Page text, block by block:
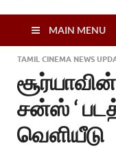
MAIN MENU
TAMIL CINEMA NEWS
சன்ஸ் ‘
வெளியீடு